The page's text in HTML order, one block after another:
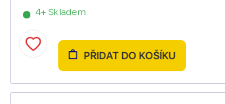
4+ Skladem
PŘIDAT DO KOŠÍKU